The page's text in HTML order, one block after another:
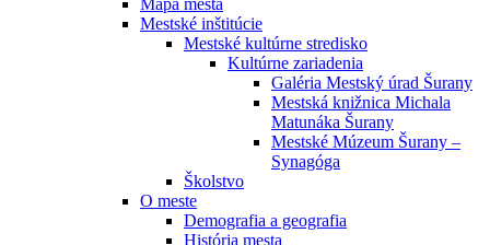
Mestské inštitúcie
Mestské kultúrne stredisko
Kultúrne zariadenia
Galéria Mestský úrad Šurany
Mestská knižnica Michala
Matunáka Šurany
Mestské Múzeum Šurany –
Synagóga
Školstvo
O meste
Demografia a geografia
História mesta